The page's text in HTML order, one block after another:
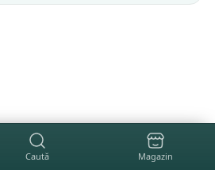
Caută Magazin